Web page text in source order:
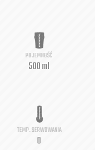
POJEMNOŚĆ
500 ml
TEMP. SERWOWANIA
0